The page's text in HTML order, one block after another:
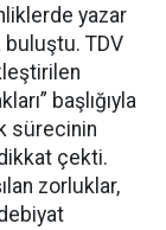
yazar
buluştu. TDV
başlığıyla
sürecinin
çekti.
zorluklar,